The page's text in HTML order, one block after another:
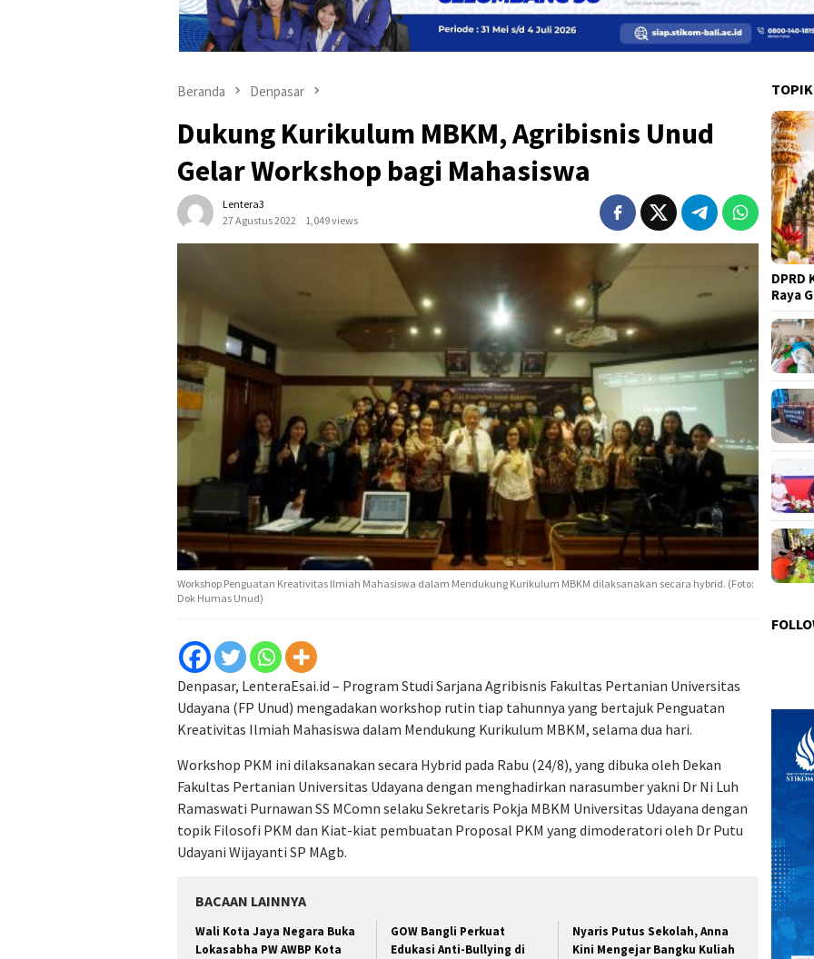
Beranda Denpasar
Dukung Kurikulum MBKM, Agribisnis Unud
Gelar Workshop bagi Mahasiswa
Lentera3
27 Agustus 2022
1,049 views
Workshop Penguatan Kreativitas Ilmiah Mahasiswa dalam Mendukung Kurikulum MBKM dilaksanakan secara hybrid. (Foto:
Dok Humas Unud)
Denpasar, LenteraEsai.id – Program Studi Sarjana Agribisnis Fakultas Pertanian Universitas
Udayana (FP Unud) mengadakan workshop rutin tiap tahunnya yang bertajuk Penguatan
Kreativitas Ilmiah Mahasiswa dalam Mendukung Kurikulum MBKM, selama dua hari.
Workshop PKM ini dilaksanakan secara Hybrid pada Rabu (24/8), yang dibuka oleh Dekan
Fakultas Pertanian Universitas Udayana dengan menghadirkan narasumber yakni Dr Ni Luh
Ramaswati Purnawan SS MComn selaku Sekretaris Pokja MBKM Universitas Udayana dengan
topik Filosofi PKM dan Kiat-kiat pembuatan Proposal PKM yang dimoderatori oleh Dr Putu
Udayani Wijayanti SP MAgb.
BACAAN LAINNYA
Wali Kota Jaya Negara Buka
Lokasabha PW AWBP Kota
GOW Bangli Perkuat
Edukasi Anti-Bullying di
Nyaris Putus Sekolah, Anna
Kini Mengejar Bangku Kuliah
DPRD
Raya